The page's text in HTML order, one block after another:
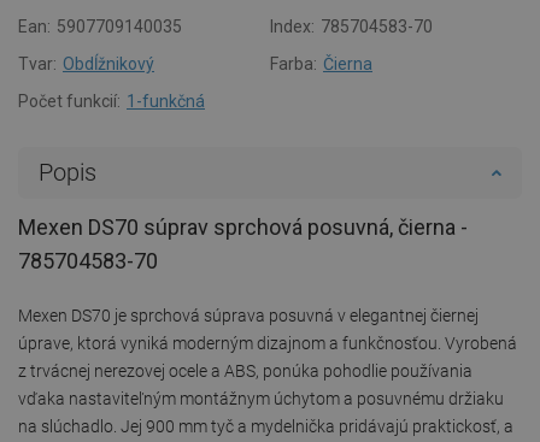
Ean: 5907709140035 Index: 785704583-70
Tvar: Obdĺžnikový Farba: Čierna
Počet funkcií: 1-funkčná
Popis
Mexen DS70 súprav sprchová posuvná, čierna -
785704583-70
Mexen DS70 je sprchová súprava posuvná v elegantnej čiernej
úprave, ktorá vyniká moderným dizajnom a funkčnosťou. Vyrobená
z trvácnej nerezovej ocele a ABS, ponúka pohodlie používania
vďaka nastaviteľným montážnym úchytom a posuvnému držiaku
na slúchadlo. Jej 900 mm tyč a mydelnička pridávajú praktickosť, a